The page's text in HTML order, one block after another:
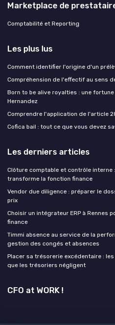
Marketplace de
Comptabilité et Reporting
Les plus lus
Comment identifier l'origine d'un
Compréhension de l'effectif au sens
Born to be alive royalties : une
Hernandez
Comprendre l'application de l'article
Cofica bail : tout ce que vous devez
Les derniers articles
Clôture comptable et contrôle interne
transforme la fonction finance
Vendor due diligence : préparer le
prix
Choisir un intégrateur ERP à Rennes
finance
Timmi absence au service de la
gestion des congés et absences
Placer sa trésorerie excédentaire :
que les trésoriers négligent
CFO at WORK !